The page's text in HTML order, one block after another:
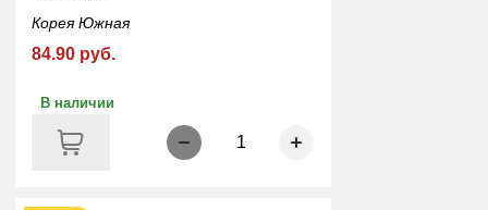
Корея Южная
84.90 руб.
В наличии
1